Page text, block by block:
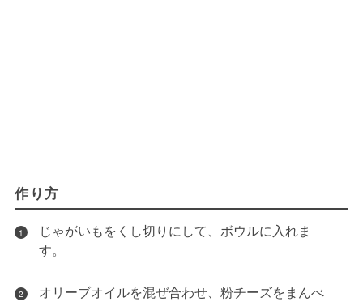
作り方
1
じゃがいもをくし切りにして、ボウルに入れま
す。
2
オリーブオイルを混ぜ合わせ、粉チーズをまんべ